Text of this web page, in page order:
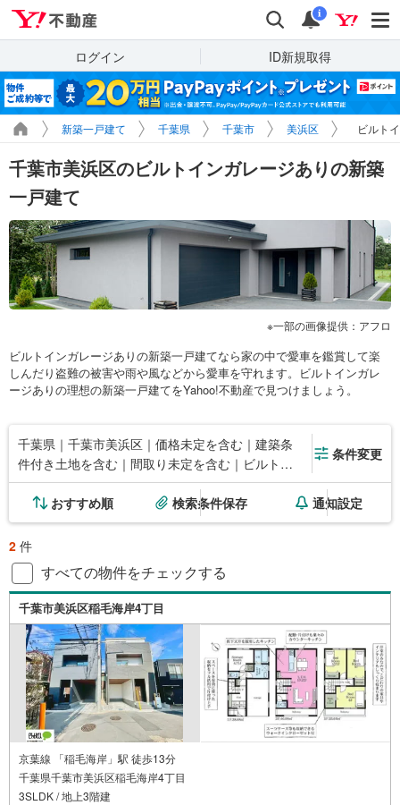
検索 通知
i
ログイン ID新規取得
新築一戸建て 千葉県 千葉市 美浜区 ビルト
千葉市美浜区のビルトインガレージありの新築
一戸建て
一部の画像提供：アフロ
ビルトインガレージありの新築一戸建てなら家の中で愛車を鑑賞して楽
しんだり盗難の被害や雨や風などから愛車を守れます。ビルトインガレ
ージありの理想の新築一戸建てをYahoo!不動産で見つけましょう。
千葉県｜千葉市美浜区｜価格未定を含む｜建築条
件付き土地を含む｜間取り未定を含む｜ビルトイ
ンガレージ
条件変更
おすすめ順 検索条件保存 通知設定
2 件
すべての物件をチェックする
千葉市美浜区稲毛海岸4丁目
京葉線 「稲毛海岸」駅 徒歩13分
千葉県千葉市美浜区稲毛海岸4丁目
3SLDK / 地上3階建